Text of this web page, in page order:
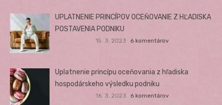
UPLATNENIE PRINCÍPOV OCEŇOVANIE Z HĽADISKA
POSTAVENIA PODNIKU
15. 3. 2023 6 komentárov
Uplatnenie princípu oceňovania z hľadiska
hospodárskeho výsledku podniku
16. 3. 2023 6 komentárov